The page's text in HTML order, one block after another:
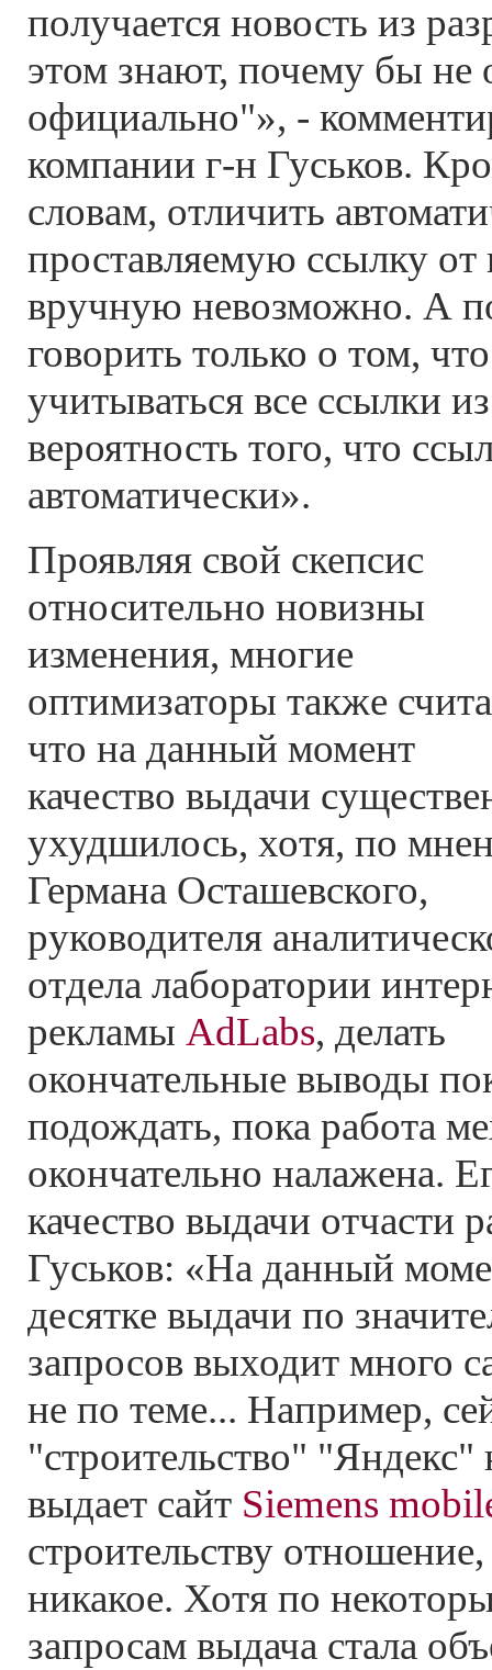
получается новость из
этом знают, почему бы не
официально"», -
компании г-н Гуськов.
словам, отличить
проставляемую ссылку от
вручную невозможно. А
говорить только о том,
учитываться все ссылки
вероятность того, что
автоматически».
Проявляя свой скепсис
относительно новизны
изменения, многие
оптимизаторы также
что на данный момент
качество выдачи
ухудшилось, хотя, по
Германа Осташевского,
руководителя
отдела лаборатории
рекламы AdLabs, делать
окончательные выводы
подождать, пока работа
окончательно налажена.
качество выдачи отчасти
Гуськов: «На данный
десятке выдачи по
запросов выходит много
не по теме... Например,
"строительство" "Яндекс"
выдает сайт Siemens
строительству
никакое. Хотя по
запросам выдача стала